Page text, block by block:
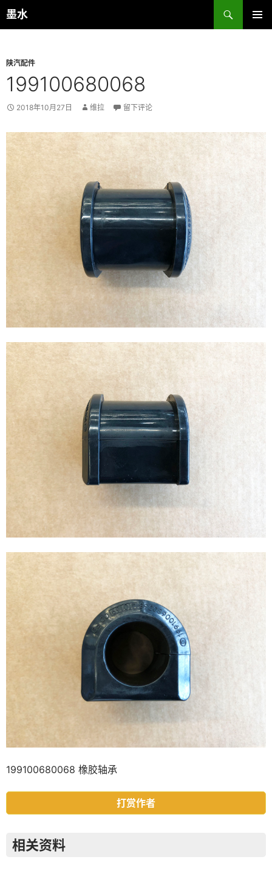
跳
至
墨水
搜
索
陕汽配件
199100680068
2018年10月27日 维拉 留下评论
199100680068 橡胶轴承
打赏作者
相关资料